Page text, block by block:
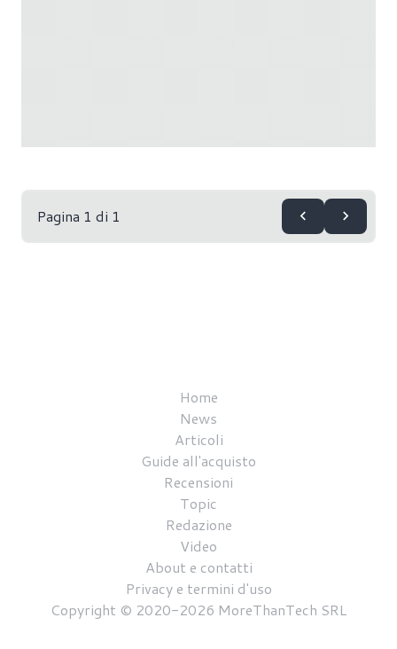
Pagina 1 di 1
Home
News
Articoli
Guide all'acquisto
Recensioni
Topic
Redazione
Video
About e contatti
Privacy e termini d'uso
Copyright © 2020-2026 MoreThanTech SRL